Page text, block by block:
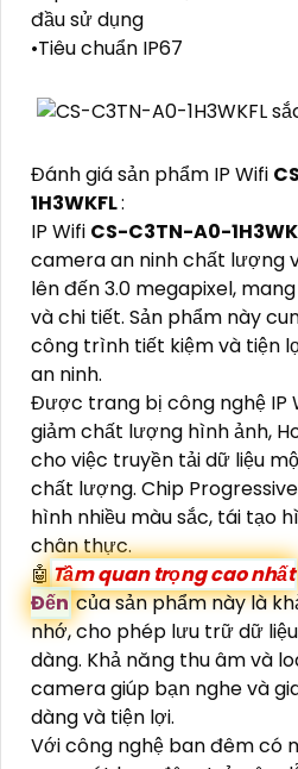
đầu sử dụng
•Tiêu chuẩn IP67
Đánh giá sản phẩm IP Wifi
1H3WKFL:
IP Wifi CS-C3TN-A0-
camera an ninh chất lượng
lên đến 3.0 megapixel,
và chi tiết. Sản phẩm này
công trình tiết kiệm và tiện
an ninh.
Được trang bị công nghệ IP
giảm chất lượng hình ảnh,
cho việc truyền tải dữ liệu
chất lượng. Chip
hình nhiều màu sắc, tái tạo
chân thực.
🤖️Tầm quan trọng cao nhất
Đếncủa sản phẩm này là
nhớ, cho phép lưu trữ dữ
dàng. Khả năng thu âm và
camera giúp bạn nghe và
dàng và tiện lợi.
Với công nghệ ban đêm có